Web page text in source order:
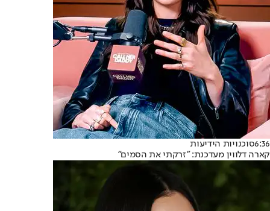
6:36סוכנויות הידיעות
קארה דלווין מעדכנת: "זרקתי את הסמים"